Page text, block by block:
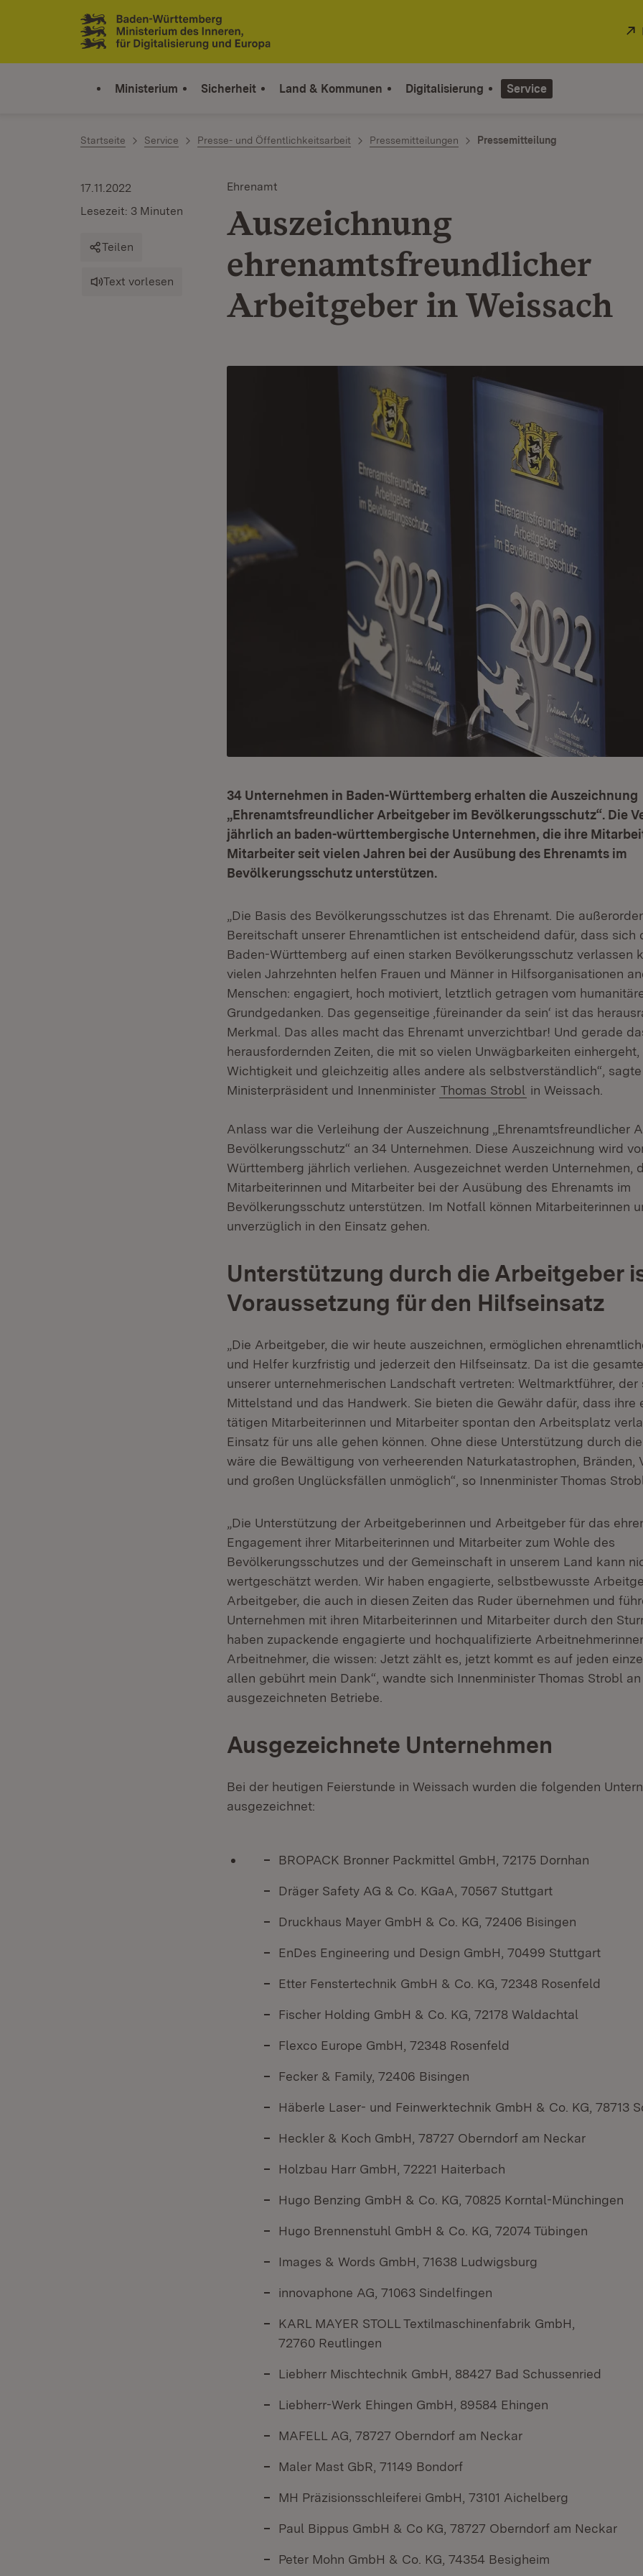
Zum Inhalt springen
Link zur Startseite
Ministerium Sicherheit Land & Kommunen Digitalisierung Service
Startseite Service Presse- und Öffentlichkeitsarbeit Pressemitteilungen Pressemitteilung
Ehrenamt
Auszeichnung
ehrenamtsfreundlicher
Arbeitgeber in Weissach
17.11.2022
Lesezeit: 3 Minuten
Teilen
Text vorlesen
34 Unternehmen in Baden-Württemberg erhalten die Auszeichnung
„Ehrenamtsfreundlicher Arbeitgeber im Bevölkerungsschutz“. Die
jährlich an baden-württembergische Unternehmen, die ihre
Mitarbeiter seit vielen Jahren bei der Ausübung des Ehrenamts im
Bevölkerungsschutz unterstützen.
„Die Basis des Bevölkerungsschutzes ist das Ehrenamt. Die
Bereitschaft unserer Ehrenamtlichen ist entscheidend dafür, dass sich
Baden-Württemberg auf einen starken Bevölkerungsschutz verlassen
vielen Jahrzehnten helfen Frauen und Männer in Hilfsorganisationen
Menschen: engagiert, hoch motiviert, letztlich getragen vom
Grundgedanken. Das gegenseitige ‚füreinander da sein‘ ist das
Merkmal. Das alles macht das Ehrenamt unverzichtbar! Und gerade
herausfordernden Zeiten, die mit so vielen Unwägbarkeiten einhergeht,
Wichtigkeit und gleichzeitig alles andere als selbstverständlich“, sagte
Ministerpräsident und Innenminister Thomas Strobl in Weissach.
Anlass war die Verleihung der Auszeichnung „Ehrenamtsfreundlicher
Bevölkerungsschutz“ an 34 Unternehmen. Diese Auszeichnung wird
Württemberg jährlich verliehen. Ausgezeichnet werden Unternehmen,
Mitarbeiterinnen und Mitarbeiter bei der Ausübung des Ehrenamts im
Bevölkerungsschutz unterstützen. Im Notfall können Mitarbeiterinnen
unverzüglich in den Einsatz gehen.
Unterstützung durch die Arbeitgeber
Voraussetzung für den Hilfseinsatz
„Die Arbeitgeber, die wir heute auszeichnen, ermöglichen
und Helfer kurzfristig und jederzeit den Hilfseinsatz. Da ist die
unserer unternehmerischen Landschaft vertreten: Weltmarktführer, der
Mittelstand und das Handwerk. Sie bieten die Gewähr dafür, dass ihre
tätigen Mitarbeiterinnen und Mitarbeiter spontan den Arbeitsplatz
Einsatz für uns alle gehen können. Ohne diese Unterstützung durch
wäre die Bewältigung von verheerenden Naturkatastrophen, Bränden,
und großen Unglücksfällen unmöglich“, so Innenminister Thomas Strobl.
„Die Unterstützung der Arbeitgeberinnen und Arbeitgeber für das
Engagement ihrer Mitarbeiterinnen und Mitarbeiter zum Wohle des
Bevölkerungsschutzes und der Gemeinschaft in unserem Land kann
wertgeschätzt werden. Wir haben engagierte, selbstbewusste
Arbeitgeber, die auch in diesen Zeiten das Ruder übernehmen und
Unternehmen mit ihren Mitarbeiterinnen und Mitarbeiter durch den
haben zupackende engagierte und hochqualifizierte
Arbeitnehmer, die wissen: Jetzt zählt es, jetzt kommt es auf jeden
allen gebührt mein Dank“, wandte sich Innenminister Thomas Strobl
ausgezeichneten Betriebe.
Ausgezeichnete Unternehmen
Bei der heutigen Feierstunde in Weissach wurden die folgenden
ausgezeichnet:
BROPACK Bronner Packmittel GmbH, 72175 Dornhan
Dräger Safety AG & Co. KGaA, 70567 Stuttgart
Druckhaus Mayer GmbH & Co. KG, 72406 Bisingen
EnDes Engineering und Design GmbH, 70499 Stuttgart
Etter Fenstertechnik GmbH & Co. KG, 72348 Rosenfeld
Fischer Holding GmbH & Co. KG, 72178 Waldachtal
Flexco Europe GmbH, 72348 Rosenfeld
Fecker & Family, 72406 Bisingen
Häberle Laser- und Feinwerktechnik GmbH & Co. KG, 78713
Heckler & Koch GmbH, 78727 Oberndorf am Neckar
Holzbau Harr GmbH, 72221 Haiterbach
Hugo Benzing GmbH & Co. KG, 70825 Korntal-Münchingen
Hugo Brennenstuhl GmbH & Co. KG, 72074 Tübingen
Images & Words GmbH, 71638 Ludwigsburg
innovaphone AG, 71063 Sindelfingen
KARL MAYER STOLL Textilmaschinenfabrik GmbH,
72760 Reutlingen
Liebherr Mischtechnik GmbH, 88427 Bad Schussenried
Liebherr-Werk Ehingen GmbH, 89584 Ehingen
MAFELL AG, 78727 Oberndorf am Neckar
Maler Mast GbR, 71149 Bondorf
MH Präzisionsschleiferei GmbH, 73101 Aichelberg
Paul Bippus GmbH & Co KG, 78727 Oberndorf am Neckar
Peter Mohn GmbH & Co. KG, 74354 Besigheim